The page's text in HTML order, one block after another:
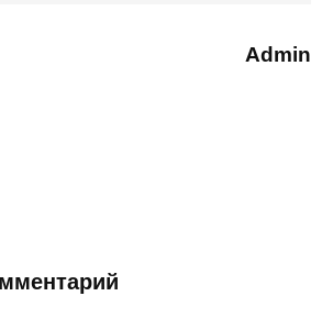
Admin